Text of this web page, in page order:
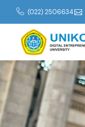
(022) 2506634